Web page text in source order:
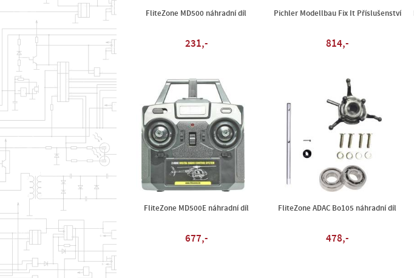
FliteZone MD500 náhradní díl
231,-
Pichler Modellbau Fix It Příslušenství
814,-
FliteZone MD500E náhradní díl
677,-
FliteZone ADAC Bo105 náhradní díl
478,-